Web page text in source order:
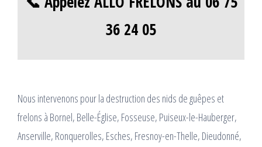
36 24 05
Nous intervenons pour la destruction des nids de guêpes et
frelons à Bornel, Belle-Église, Fosseuse, Puiseux-le-Hauberger,
Anserville, Ronquerolles, Esches, Fresnoy-en-Thelle, Dieudonné,